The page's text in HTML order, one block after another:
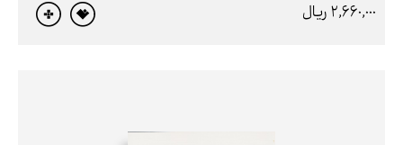
2,660,000 ريال